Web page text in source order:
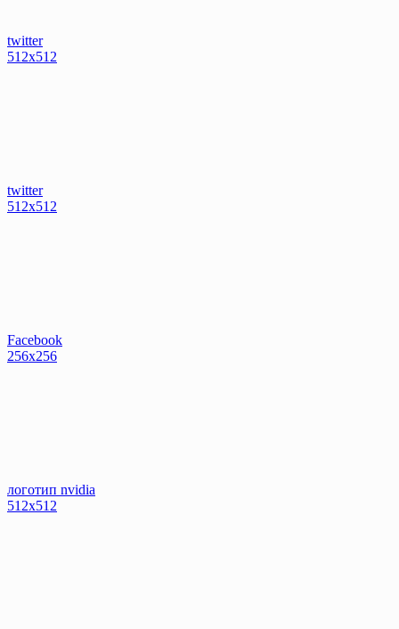
twitter
512x512
twitter
512x512
Facebook
256x256
логотип nvidia
512x512